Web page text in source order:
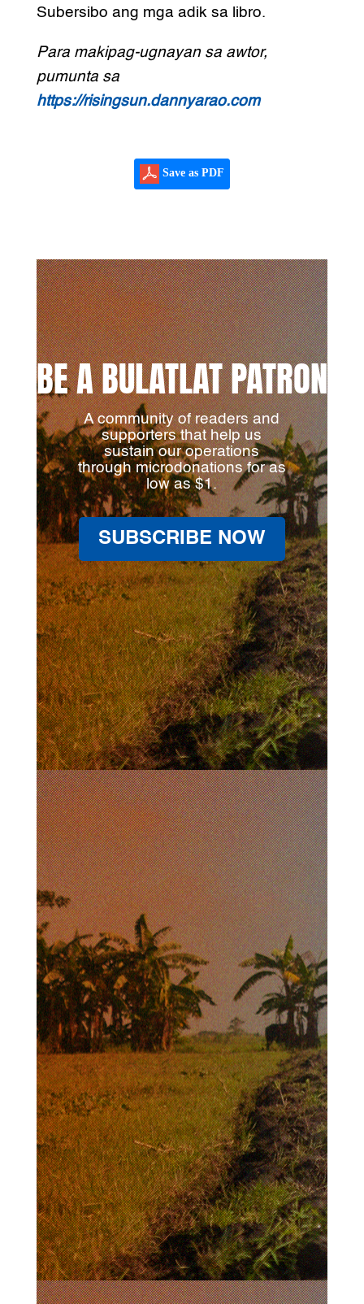
Subersibo ang mga adik sa libro.
Para makipag-ugnayan sa awtor,
pumunta sa
https://risingsun.dannyarao.com
Save as PDF
BE A BULATLAT PATRON
A community of readers and
supporters that help us
sustain our operations
through microdonations for as
low as $1.
SUBSCRIBE NOW